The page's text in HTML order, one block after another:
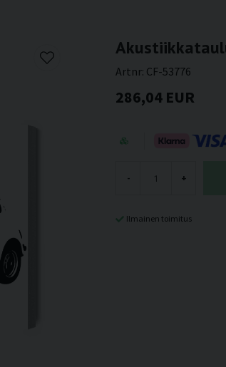
Artnr: CF-53776
286,04 EUR
- +
Ilmainen toimitus